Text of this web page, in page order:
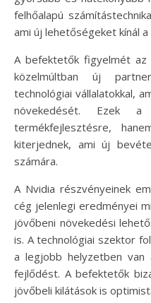
felhőalapú
ami új lehetőségeket kínál a
A befektetők figyelmét
közelmúltban új
technológiai vállalatokkal,
növekedését. Ezek
termékfejlesztésre,
kiterjednek, ami új
számára.
A Nvidia részvényeinek
cég jelenlegi eredményei
jövőbeni növekedési
is. A technológiai szektor
a legjobb helyzetben van
fejlődést. A befektetők
jövőbeli kilátások is